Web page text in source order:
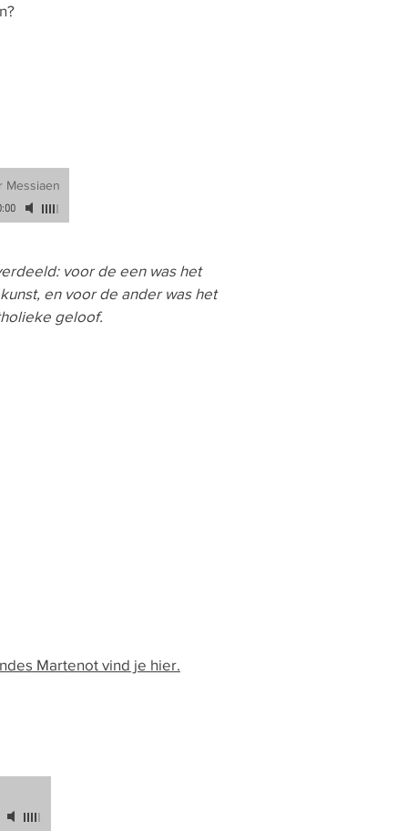
Messiaen
voor de een was het
en voor de ander was het
geloof.
Martenot vind je hier.